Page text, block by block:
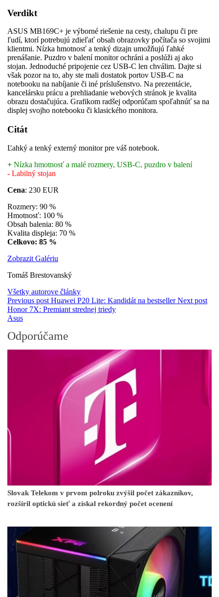
Verdikt
ASUS MB169C+ je výborné riešenie na cesty, chalupu či pre
ľudí, ktorí potrebujú zdieľať obsah obrazovky počítača so svojimi
klientmi. Nízka hmotnosť a tenký dizajn umožňujú ľahké
prenášanie. Puzdro v balení monitor ochráni a poslúži aj ako
stojan. Jednoduché pripojenie cez USB-C len chválim. Dajte si
však pozor na to, aby ste mali dostatok portov USB-C na
notebooku na nabíjanie či iné príslušenstvo. Na prezentácie,
kancelársku prácu a prehliadanie webových stránok je kvalita
obrazu dostačujúca. Grafikom radšej odporúčam spoľahnúť sa na
displej svojho notebooku či klasického monitora.
Citát
Ľahký a tenký externý monitor pre váš notebook.
+ Nízka hmotnosť a malé rozmery, USB-C, puzdro v balení
- Labilný stojan
Cena: 230 EUR
Rozmery: 90 %
Hmotnosť: 100 %
Obsah balenia: 80 %
Kvalita displeja: 70 %
Celkovo: 85 %
Zobrazit Galériu
Tomáš Brestovanský
Všetky autorove články
Previous post Huawei P20 Lite: Kandidát na bestsellerNext post
Honor 7X: Premiant strednej triedy
Asus
Odporúčame
Slovak Telekom v prvom polroku zvýšil počet zákazníkov,
rozšíril optickú sieť a získal rekordný počet ocenení